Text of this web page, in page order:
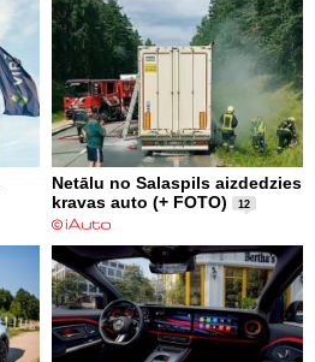
Netālu no Salaspils aizdedzies
kravas auto (+ FOTO)
12